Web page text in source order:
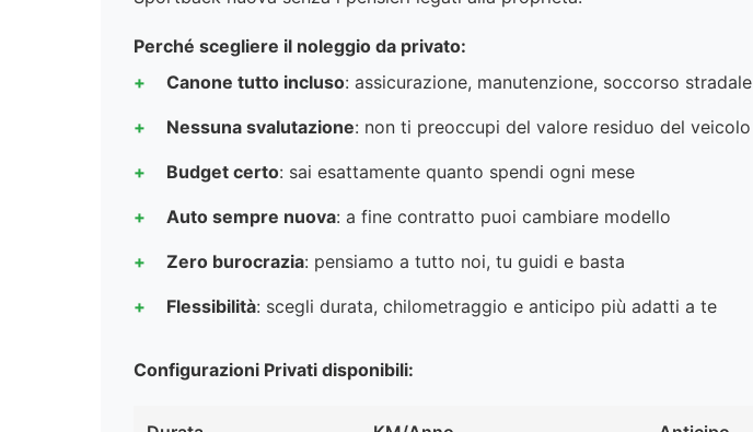
Perché scegliere il noleggio da privato:
Canone tutto incluso: assicurazione, manutenzione, soccorso stradale
Nessuna svalutazione: non ti preoccupi del valore residuo del veicolo
Budget certo: sai esattamente quanto spendi ogni mese
Auto sempre nuova: a fine contratto puoi cambiare modello
Zero burocrazia: pensiamo a tutto noi, tu guidi e basta
Flessibilità: scegli durata, chilometraggio e anticipo più adatti a te
Configurazioni Privati disponibili: